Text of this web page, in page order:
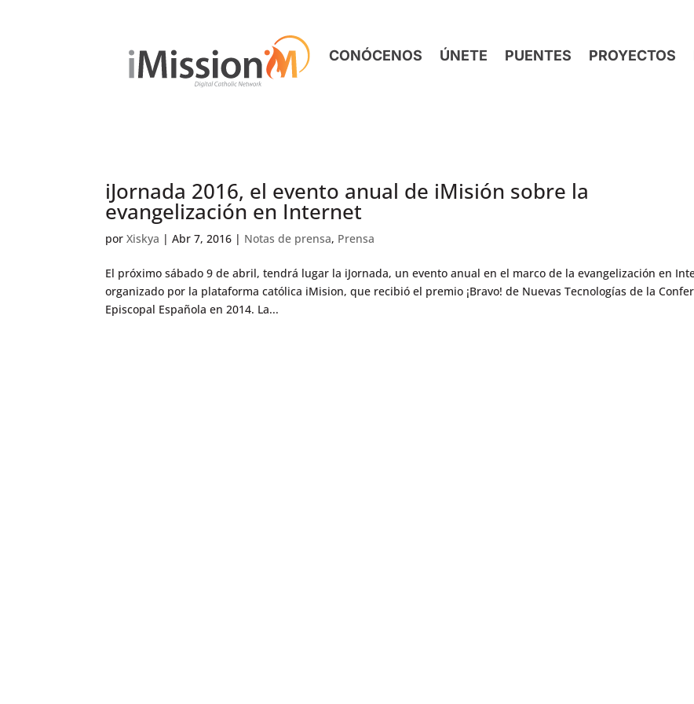
CONÓCENOS ÚNETE PUENTES PROYECTOS
iJornada 2016, el evento anual de iMisión sobre la
evangelización en Internet
porXiskya |Abr 7, 2016 | Notas de prensa, Prensa
El próximo sábado 9 de abril, tendrá lugar la iJornada, un evento anual en el marco de la evangelización en
organizado por la plataforma católica iMision, que recibió el premio ¡Bravo! de Nuevas Tecnologías de la
Episcopal Española en 2014. La...